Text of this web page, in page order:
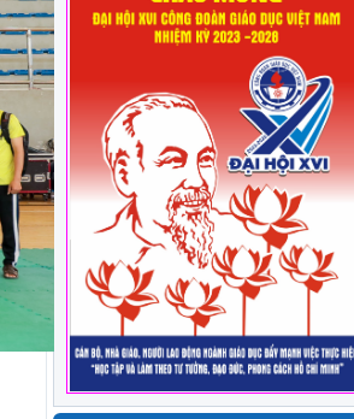
đoàn viên quý II năm 2026
[Báo Giáo dục và Thời đại] Các trường đại
học thảo luận vai trò Công đoàn trong
chuyển đổi số